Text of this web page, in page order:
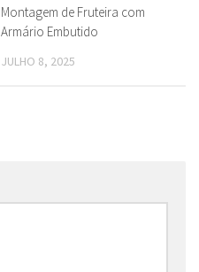
Montagem de Fruteira com
Armário Embutido
JULHO 8, 2025